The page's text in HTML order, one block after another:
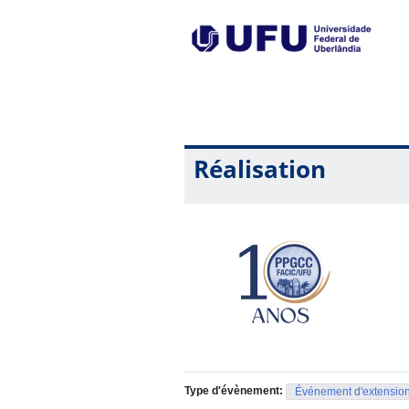
Réalisation
Type d'évènement: Événement